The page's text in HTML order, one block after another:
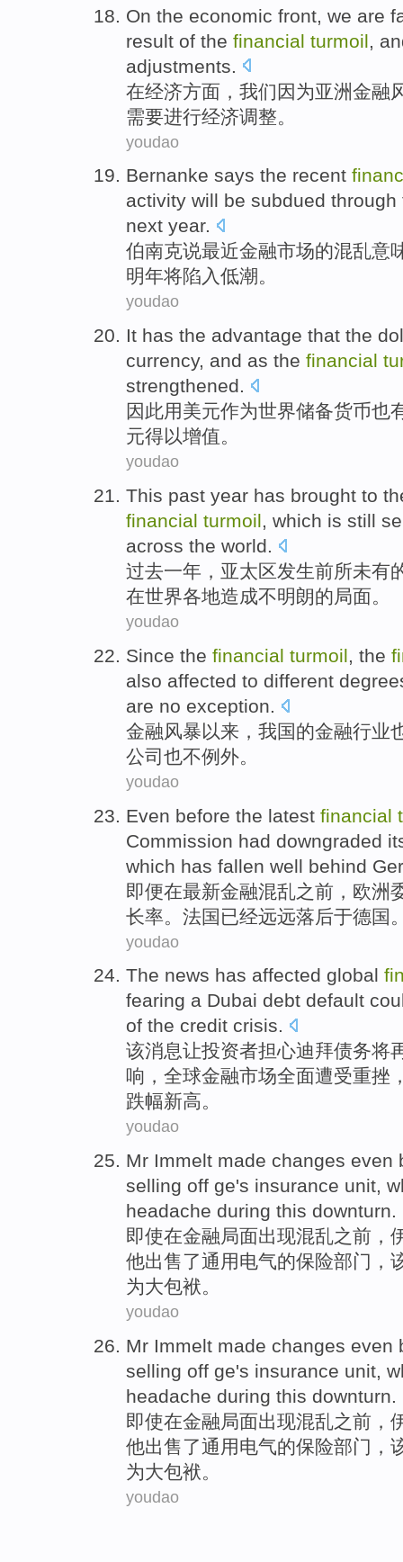
On the economic front we are
result of the financial turmoil
adjustments.
在经济方面 ， 我们因为亚洲金融
需要进行经济调整。
youdao
Bernanke says the recent
activity will be subdued through
next year.
伯南克说最近金融市场的混乱意
明年将陷入低潮。
youdao
It has the advantage that the
currency, and as the financial
strengthened.
因此用美元作为世界储备货币也
元得以增值。
youdao
This past year has brought to
financial turmoil, which is still
across the world.
过去一年 ，亚太区发生前所未有
在世界各地造成不明朗的局面。
youdao
Since the financial turmoil, the
also affected to different
are no exception.
金融风暴以来 ， 我国的金融行业
公司 也不例外。
youdao
Even before the latest financial
Commission had downgraded
which has fallen well behind
即便在最新金融混乱之前 ， 欧洲
长率 。法国已经远远落后于德国
youdao
The news has affected global
fearing a Dubai debt default
of the credit crisis.
该消息让投资者担心迪拜债务将
响，全球金融市场全面遭受重挫
跌幅新高。
youdao
Mr Immelt made changes even
selling off ge's insurance unit,
headache during this downturn.
即使在金融局面出现混乱之前 ，
他出售了通用电气的保险部门 ，
为大包袱。
youdao
Mr Immelt made changes even
selling off ge's insurance unit,
headache during this downturn.
即使在金融局面出现混乱之前 ，
他出售了通用电气的保险部门 ，
为大包袱。
youdao